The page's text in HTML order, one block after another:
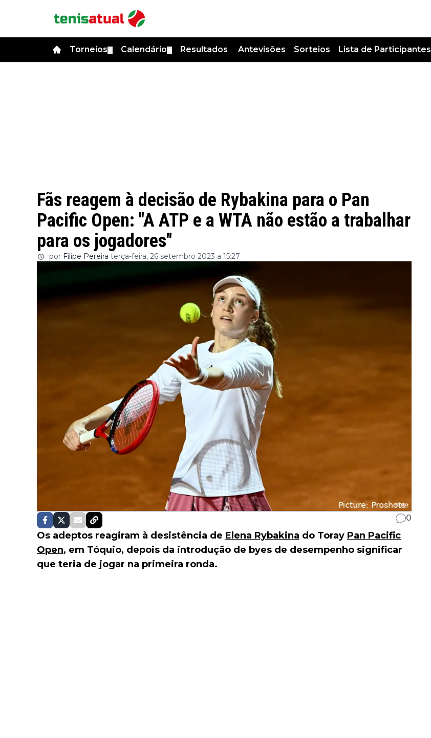
Torneios Calendário Resultados Antevisões Sorteios Lista de Participantes
Fãs reagem à decisão de Rybakina para o Pan
Pacific Open: "A ATP e a WTA não estão a trabalhar
para os jogadores"
por Filipe Pereira terça-feira, 26 setembro 2023 a 15:27
0
Os adeptos reagiram à desistência de Elena Rybakina do Toray Pan Pacific
Open, em Tóquio, depois da introdução de byes de desempenho significar
que teria de jogar na primeira ronda.